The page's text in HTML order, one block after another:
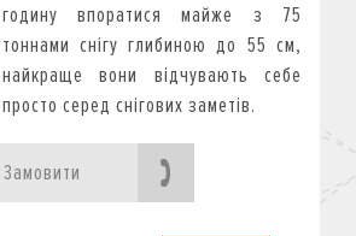
годину впоратися майже з 75
тоннами снігу глибиною до 55 см,
найкраще вони відчувають себе
просто серед снігових заметів.
Замовити